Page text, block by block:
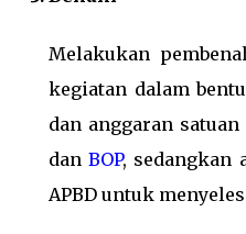
Melakukan
kegiatan dalam
dan anggaran
danBOP, sedangkan
APBD untuk